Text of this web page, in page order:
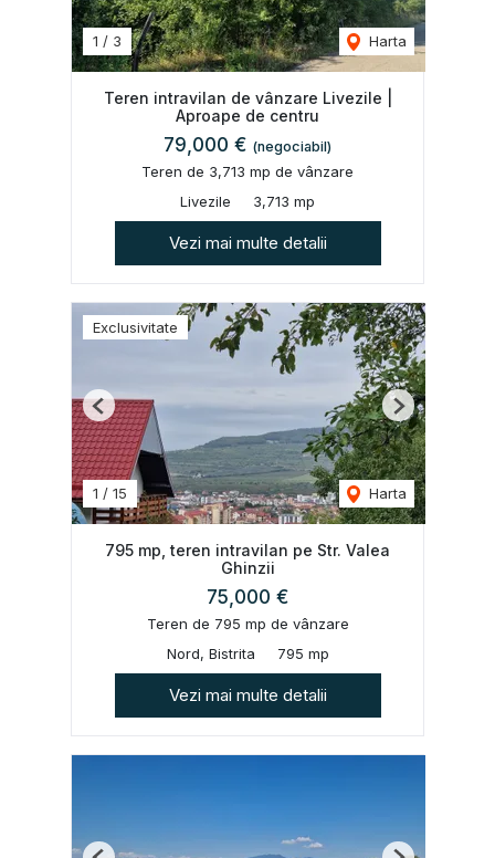
1 / 3 Harta
Teren intravilan de vânzare Livezile |
Aproape de centru
79,000 € (negociabil)
Teren de 3,713 mp de vânzare
Livezile
3,713 mp
Vezi mai multe detalii
Exclusivitate
1 / 15 Harta
Previous Next
795 mp, teren intravilan pe Str. Valea
Ghinzii
75,000 €
Teren de 795 mp de vânzare
Nord, Bistrita
795 mp
Vezi mai multe detalii